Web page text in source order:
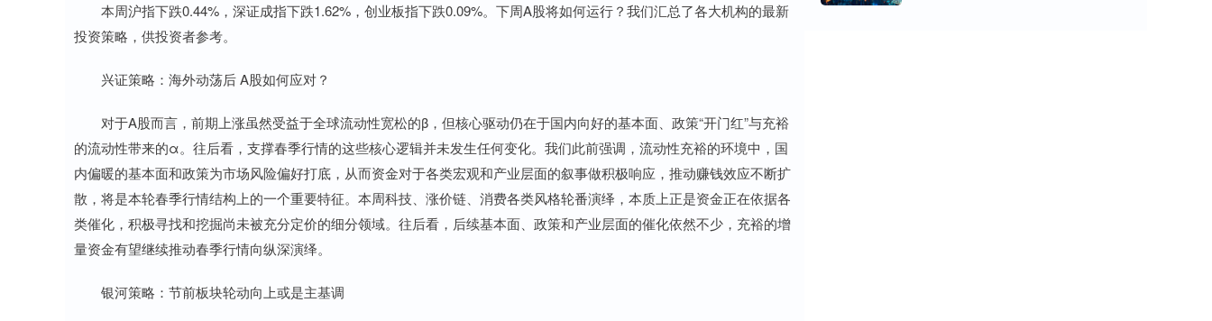
本周沪指下跌0.44%，深证成指下跌1.62%，创业板指下跌0.09%。下周A股将如何运行？我们汇总了各大机构的最新
投资策略，供投资者参考。
兴证策略：海外动荡后 A股如何应对？
对于A股而言，前期上涨虽然受益于全球流动性宽松的β，但核心驱动仍在于国内向好的基本面、政策“开门红”与充裕
的流动性带来的α。往后看，支撑春季行情的这些核心逻辑并未发生任何变化。我们此前强调，流动性充裕的环境中，国
内偏暖的基本面和政策为市场风险偏好打底，从而资金对于各类宏观和产业层面的叙事做积极响应，推动赚钱效应不断扩
散，将是本轮春季行情结构上的一个重要特征。本周科技、涨价链、消费各类风格轮番演绎，本质上正是资金正在依据各
类催化，积极寻找和挖掘尚未被充分定价的细分领域。往后看，后续基本面、政策和产业层面的催化依然不少，充裕的增
量资金有望继续推动春季行情向纵深演绎。
银河策略：节前板块轮动向上或是主基调